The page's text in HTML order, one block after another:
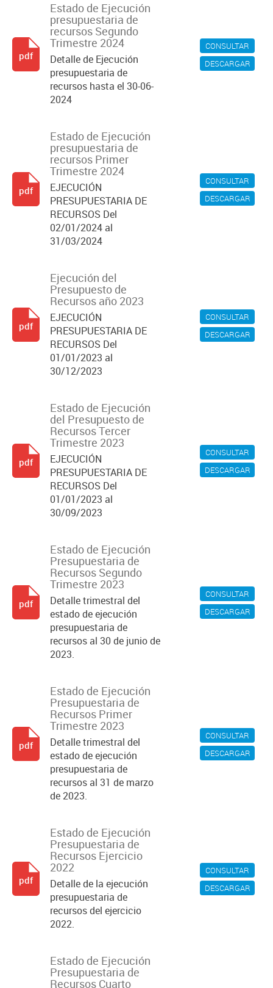
CONSULTAR
DESCARGAR
Estado de Ejecución
presupuestaria de
recursos Segundo
Trimestre 2024
Detalle de Ejecución
presupuestaria de
recursos hasta el 30-06-
2024
pdf
CONSULTAR
DESCARGAR
Estado de Ejecución
presupuestaria de
recursos Primer
Trimestre 2024
EJECUCIÓN
PRESUPUESTARIA DE
RECURSOS Del
02/01/2024 al
31/03/2024
pdf
CONSULTAR
DESCARGAR
Ejecución del
Presupuesto de
Recursos año 2023
EJECUCIÓN
PRESUPUESTARIA DE
RECURSOS Del
01/01/2023 al
30/12/2023
pdf
CONSULTAR
DESCARGAR
Estado de Ejecución
del Presupuesto de
Recursos Tercer
Trimestre 2023
EJECUCIÓN
PRESUPUESTARIA DE
RECURSOS Del
01/01/2023 al
30/09/2023
pdf
CONSULTAR
DESCARGAR
Estado de Ejecución
Presupuestaria de
Recursos Segundo
Trimestre 2023
Detalle trimestral del
estado de ejecución
presupuestaria de
recursos al 30 de junio de
2023.
pdf
CONSULTAR
DESCARGAR
Estado de Ejecución
Presupuestaria de
Recursos Primer
Trimestre 2023
Detalle trimestral del
estado de ejecución
presupuestaria de
recursos al 31 de marzo
de 2023.
pdf
CONSULTAR
DESCARGAR
Estado de Ejecución
Presupuestaria de
Recursos Ejercicio
2022
Detalle de la ejecución
presupuestaria de
recursos del ejercicio
2022.
pdf
Estado de Ejecución
Presupuestaria de
Recursos Cuarto